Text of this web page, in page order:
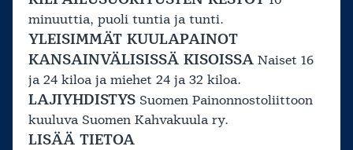
minuuttia, puoli tuntia ja tunti.
YLEISIMMÄT KUULAPAINOT
KANSAINVÄLISISSÄ KISOISSA Naiset 16
ja 24 kiloa ja miehet 24 ja 32 kiloa.
LAJIYHDISTYS Suomen Painonnostoliittoon
kuuluva Suomen Kahvakuula ry.
LISÄÄ TIETOA